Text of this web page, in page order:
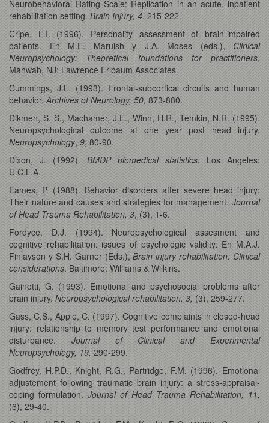
Neurobehavioral Rating Scale: Replication in an acute, inpatient
rehabilitation setting. Brain Injury, 4, 215-222.
Cripe, L.I. (1996). Personality assessment of brain-impaired
patients. En M.E. Maruish y J.A. Moses (eds.), Clinical
Neuropsychology: Theoretical foundations for practitioners.
Mahwah, NJ: Lawrence Erlbaum Associates.
Cummings, J.L. (1993). Frontal-subcortical circuits and human
behavior. Archives of Neurology, 50, 873-880.
Dikmen, S. S., Machamer, J.E., Winn, H.R., Temkin, N.R. (1995).
Neuropsychological outcome at one year post head injury.
Neuropsychology, 9, 80-90.
Dixon, J. (1992). BMDP biomedical statistics. Los Angeles:
U.C.L.A.
Eames, P. (1988). Behavior disorders after severe head injury:
Their nature and causes and strategies for management. Journal
of Head Trauma Rehabilitation, 3, (3), 1-6.
Fordyce, D.J. (1994). Neuropsychological assesment and
cognitive rehabilitation: issues of psychologic validity: En M.A.J.
Finlayson y S.H. Garner (Eds.),Brain injury rehabilitation: Clinical
considerations. Baltimore: Williams & Wilkins.
Gainotti, G. (1993). Emotional and psychosocial problems after
brain injury. Neuropsychological rehabilitation, 3, (3), 259-277.
Gass, C.S., Apple, C. (1997). Cognitive complaints in closed-head
injury: relationship to memory test performance and emotional
disturbance. Journal of Clinical and Experimental
Neuropsychology, 19, 290-299.
Godfrey, H.P.D., Knight, R.G., Partridge, F.M. (1996). Emotional
adjustement following traumatic brain injury: a stress-appraisal-
coping formulation. Journal of Head Trauma Rehabilitation, 11,
(6), 29-40.